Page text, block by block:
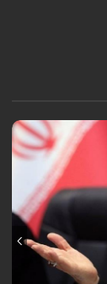
الفاشلة.